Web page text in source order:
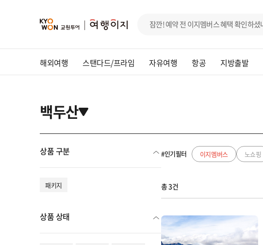
해외여행 스탠다드/프라임 자유여행 항공 지방출발
백두산
상품 구분
패키지
상품 상태
#인기필터 이지멤버스 노쇼핑
총 3건